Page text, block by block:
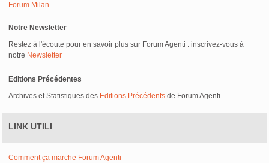
Forum Milan
Notre Newsletter
Restez à l'écoute pour en savoir plus sur Forum Agenti : inscrivez-vous à
notre Newsletter
Editions Précédentes
Archives et Statistiques des Editions Précédents de Forum Agenti
LINK UTILI
Comment ça marche Forum Agenti